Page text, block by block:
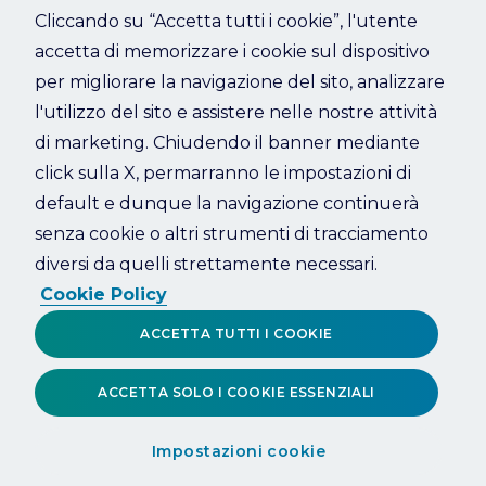
Refresh
Cliccando su “Accetta tutti i cookie”, l'utente
accetta di memorizzare i cookie sul dispositivo
per migliorare la navigazione del sito, analizzare
l'utilizzo del sito e assistere nelle nostre attività
di marketing. Chiudendo il banner mediante
click sulla X, permarranno le impostazioni di
default e dunque la navigazione continuerà
senza cookie o altri strumenti di tracciamento
diversi da quelli strettamente necessari.
Cookie Policy
Impostazioni cookie
ACCETTA SOLO I COOKIE ESSENZIALI
ACCETTA TUTTI I COOKIE